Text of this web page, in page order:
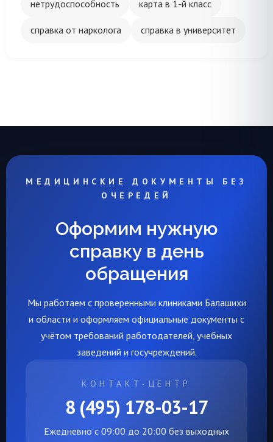
нетрудоспособность карта в 1-й класс
справка от нарколога справка в университет
МЕДИЦИНСКИЕ ДОКУМЕНТЫ БЕЗ
ОЧЕРЕДЕЙ
Оформим нужную
справку в день
обращения
Мы работаем с проверенными клиниками Балашихи
и области и оформляем официальные документы с
учётом требований работодателей, учебных
заведений и госучреждений.
КОНТАКТ-ЦЕНТР
8 (495) 178-03-17
Ежедневно с 09:00 до 20:00 без выходных